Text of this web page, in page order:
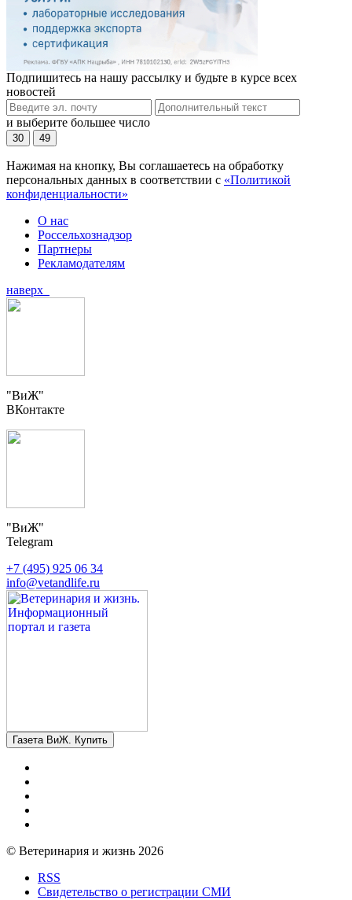
Подпишитесь на нашу рассылку и будьте в курсе всех
новостей
и выберите большее число
30 49
Нажимая на кнопку, Вы соглашаетесь на обработку
персональных данных в соответствии с «Политикой
конфиденциальности»
О нас
Россельхознадзор
Партнеры
Рекламодателям
наверх
"ВиЖ"
ВКонтакте
"ВиЖ"
Telegram
+7 (495) 925 06 34
info@vetandlife.ru
Газета ВиЖ. Купить
© Ветеринария и жизнь 2026
RSS
Свидетельство о регистрации СМИ